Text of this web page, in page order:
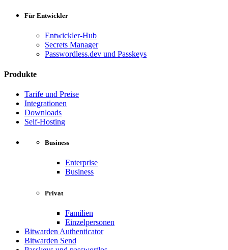
Für Entwickler
Entwickler-Hub
Secrets Manager
Passwordless.dev und Passkeys
Produkte
Tarife und Preise
Integrationen
Downloads
Self-Hosting
Business
Enterprise
Business
Privat
Familien
Einzelpersonen
Bitwarden Authenticator
Bitwarden Send